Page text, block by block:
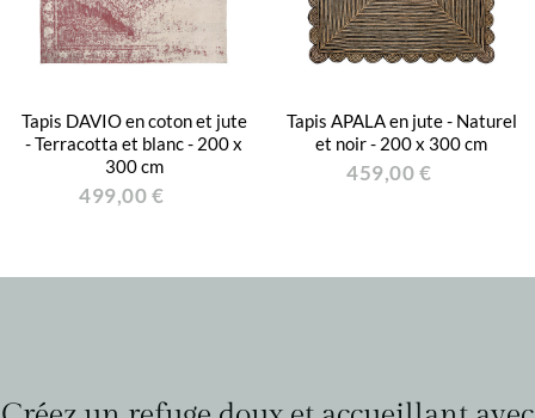
Tapis DAVIO en coton et jute
- Terracotta et blanc - 200 x
300 cm
499,00 €
Tapis APALA en jute - Naturel
et noir - 200 x 300 cm
459,00 €